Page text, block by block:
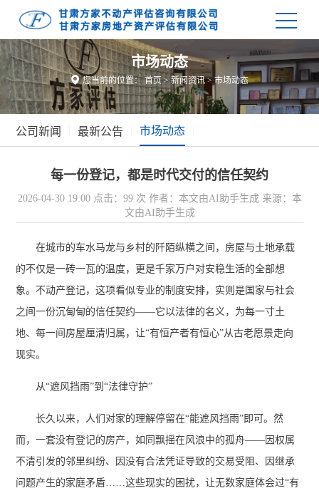
市场动态
您当前的位置：首页>新闻资讯> 市场动态
公司新闻 最新公告 市场动态
每一份登记，都是时代交付的信任契约
2026-04-30 19:00 点击：99 次 作者：本文由AI助手生成 来源：本
文由AI助手生成
在城市的车水马龙与乡村的阡陌纵横之间，房屋与土地承载
的不仅是一砖一瓦的温度，更是千家万户对安稳生活的全部想
象。不动产登记，这项看似专业的制度安排，实则是国家与社会
之间一份沉甸甸的信任契约——它以法律的名义，为每一寸土
地、每一间房屋厘清归属，让“有恒产者有恒心”从古老愿景走向
现实。
从“遮风挡雨”到“法律守护”
长久以来，人们对家的理解停留在“能遮风挡雨”即可。然
而，一套没有登记的房产，如同飘摇在风浪中的孤舟——因权属
不清引发的邻里纠纷、因没有合法凭证导致的交易受阻、因继承
问题产生的家庭矛盾……这些现实的困扰，让无数家庭体会过“有